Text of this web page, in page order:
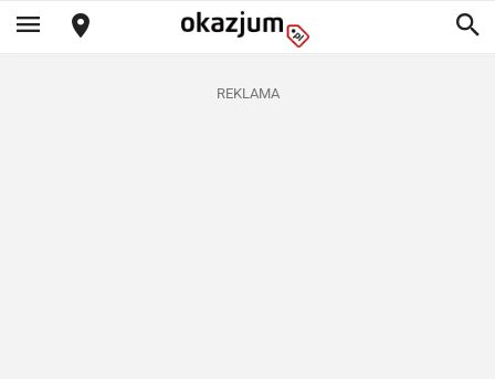
REKLAMA